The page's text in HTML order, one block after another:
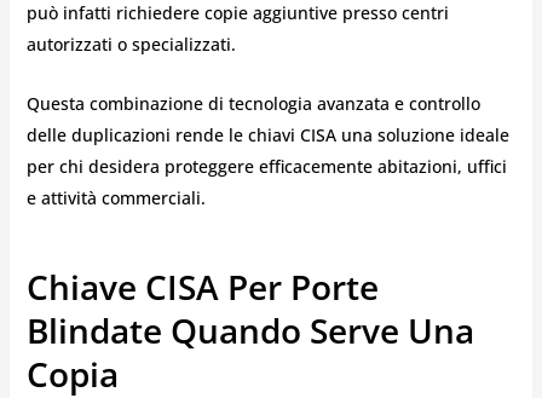
può infatti richiedere copie aggiuntive presso centri
autorizzati o specializzati.
Questa combinazione di tecnologia avanzata e controllo
delle duplicazioni rende le chiavi CISA una soluzione ideale
per chi desidera proteggere efficacemente abitazioni, uffici
e attività commerciali.
Chiave CISA Per Porte
Blindate Quando Serve Una
Copia